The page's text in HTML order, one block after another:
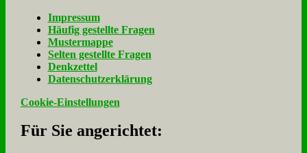
Im­pres­sum
Häu­fig ge­stell­te Fra­gen
Mu­ster­map­pe
Sel­ten ge­stell­te Fra­gen
Denk­zet­tel
Da­ten­schutz­er­klä­rung
Cookie-Einstellungen
Für Sie an­ge­rich­tet: